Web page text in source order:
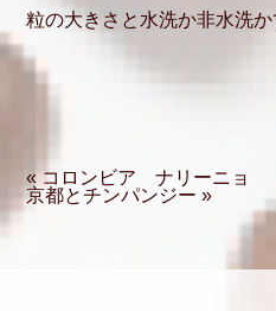
粒の大きさと水洗か非水洗
« コロンビア ナリーニョ
京都とチンパンジー »